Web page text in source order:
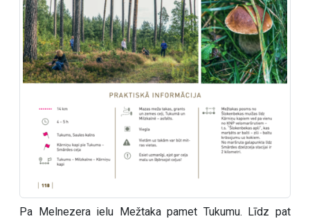
Pa Melnezera ielu Mežtaka pamet Tukumu. Līdz pat